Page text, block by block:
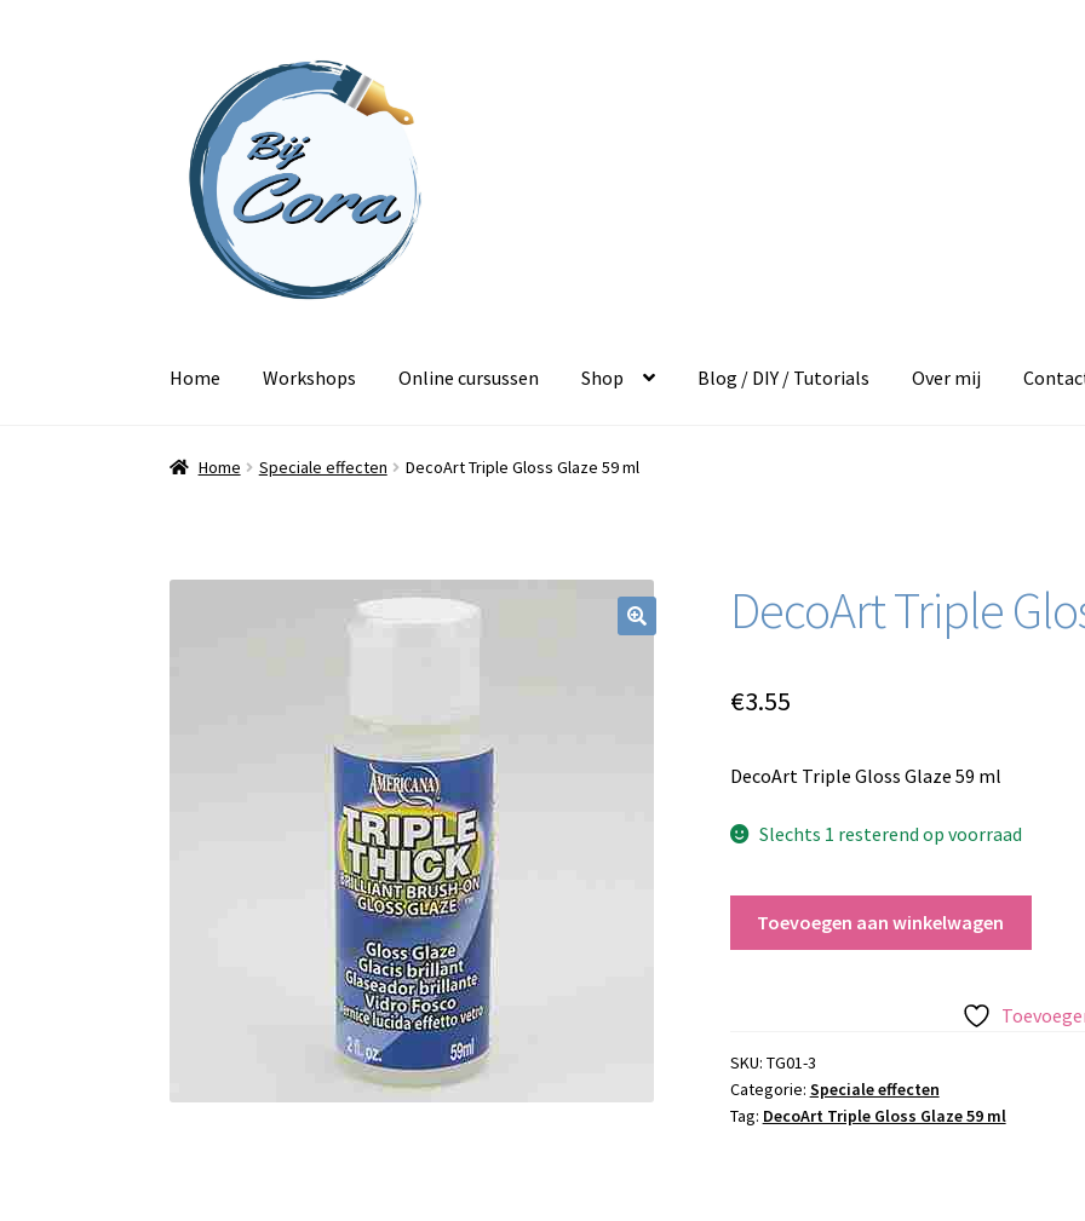
naar
navigatie
inhoud
Home Workshops Online cursussen Shop Blog / DIY / Tutorials Over mij
Home Speciale effecten DecoArt Triple Gloss Glaze 59 ml
DecoArt Triple
€3.55
DecoArt Triple Gloss Glaze 59 ml
Slechts 1 resterend op voorraad
ml
aantal
Toevoegen aan winkelwagen
SKU: TG01-3
Categorie: Speciale effecten
Tag: DecoArt Triple Gloss Glaze 59 ml